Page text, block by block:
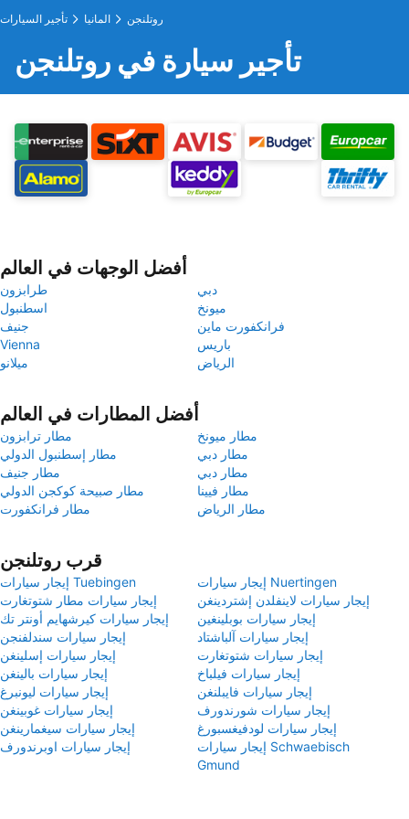
تأجير السيارات المانيا روتلنجن
تأجير سيارة في روتلنجن
أفضل الوجهات في العالم
طرابزون
دبي
اسطنبول
ميونخ
جنيف
فرانكفورت ماين
Vienna
باريس
ميلانو
الرياض
أفضل المطارات في العالم
مطار ترابزون
مطار ميونخ
مطار إسطنبول الدولي
مطار دبي
مطار جنيف
مطار دبي
مطار صبيحة كوكجن الدولي
مطار فيينا
مطار فرانكفورت
مطار الرياض
قرب روتلنجن
إيجار سيارات Tuebingen
إيجار سيارات Nuertingen
إيجار سيارات مطار شتوتغارت
إيجار سيارات لاينفلدن إشتردينغن
إيجار سيارات كيرشهايم أونتر تك
إيجار سيارات بوبلينغين
إيجار سيارات سندلفنجن
إيجار سيارات آلباشتاد
إيجار سيارات إسلينغن
إيجار سيارات شتوتغارت
إيجار سيارات بالينغن
إيجار سيارات فيلباخ
إيجار سيارات ليونبرغ
إيجار سيارات فايبلنغن
إيجار سيارات غوبينغن
إيجار سيارات شورندورف
إيجار سيارات سيغمارينغن
إيجار سيارات لودفيغسبورغ
إيجار سيارات اوبرندورف
إيجار سيارات Schwaebisch
Gmund